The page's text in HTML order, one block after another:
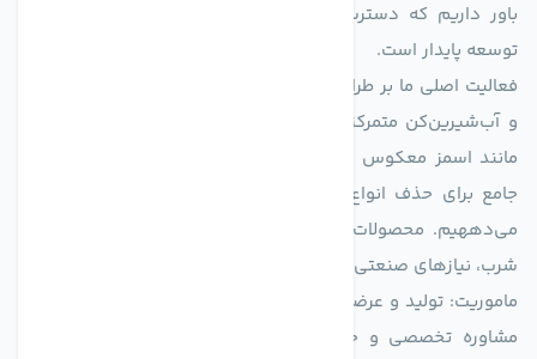
باور داریم که دسترسی به آب پاک، یک حق اساسی و زیربنای
توسعه پایدار است.
فعالیت اصلی ما بر طراحی و تولید سیستم‌های پیشرفته تصفیه آب
و آب‌شیرین‌کن متمرکز است. ما با بهره‌گیری از فناوری‌های نوین
جامع برای حذف انواع آلاینده‌ها، املاح و نمک از منابع آبی ارائه
می‌دههیم. محصولات ما برای مصارف متنوعی از جمله تأمین آب
شرب، نیازهای صنعتی و کشاورزی طراحی و بهینه‌سازی شده‌اند.
ماموریت: تولید و عرضه محصولاتی با بالاترین استاندارد کیفی، ارائه
مشاوره تخصصی و خدمات پس از فروش مطمئن برای تضمین